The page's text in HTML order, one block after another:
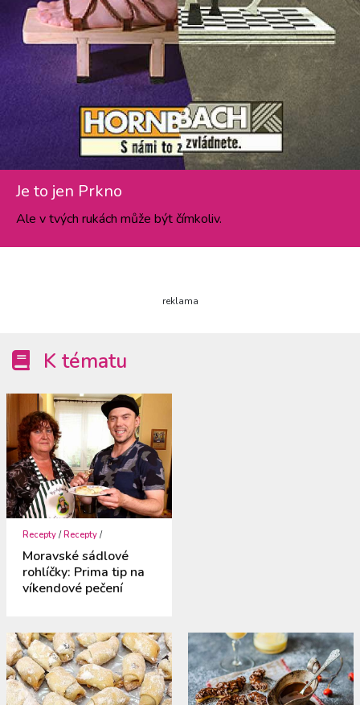
Je to jen Prkno
Ale v tvých rukách může být čímkoliv.
reklama
K tématu
Recepty /Recepty /
Moravské sádlové
rohlíčky: Prima tip na
víkendové pečení